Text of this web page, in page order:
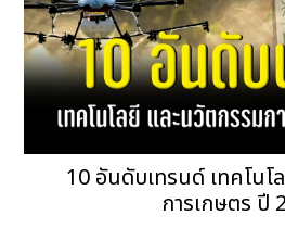
10 อันดับเทรนด์ เทคโนโ
การเกษตร ปี